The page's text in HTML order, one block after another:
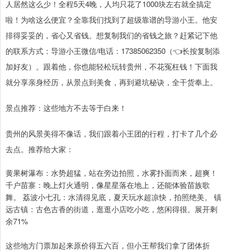
人居然这么少！全程5天4晚，人均只花了1000块左右就全搞定
啦！为啥这么便宜？全靠我们找到了超级靠谱的导游小王。他安
排得妥妥的，省心又省钱。想复制我们的省钱之旅？赶紧记下他
的联系方式：导游小王微信/电话：17385062350（👈长按复制添
加好友）。跟着他，你也能轻松玩转贵州，不花冤枉钱！下面我
就分享亲身经历，从景点到美食，再到避坑秘诀，全干货奉上。
景点推荐：这些地方不去等于白来！
贵州的风景美得不像话，我们跟着小王团的行程，打卡了几个必
去点。推荐给大家：
黄果树瀑布：水势超猛，站在旁边拍照，水雾扑面而来，超爽！
千户苗寨：晚上灯火通明，像星星落在地上，还能体验苗族歌
舞。 荔波小七孔：水清得见底，夏天玩水超凉快，拍照绝美。 镇
远古镇：古色古香的街道，逛逛小店吃小吃，悠闲得很。展开剩
余71%
这些地方门票加起来原价得五六百，但小王帮我们拿了团体折